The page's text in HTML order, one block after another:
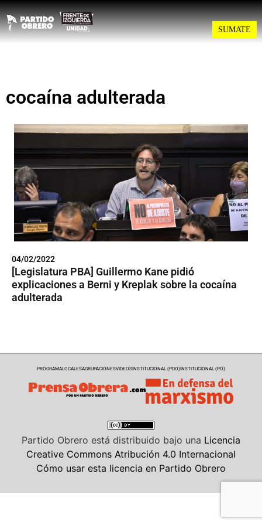
SUMATE
cocaína adulterada
04/02/2022
[Legislatura PBA] Guillermo Kane pidió
explicaciones a Berni y Kreplak sobre la cocaína
adulterada
PROGRAMALOCALESAGRUPACIONESVIDEOSINSTITUCIONAL (PDO)INSTITUCIONAL (PO)
Partido Obrero está distribuido bajo una Licencia
Creative Commons Atribución 4.0 Internacional
Cómo usar esta licencia en Partido Obrero